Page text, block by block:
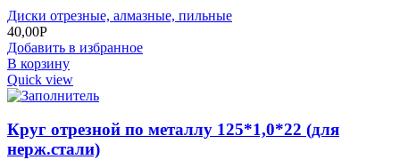
Диски отрезные, алмазные, пильные
40,00Р
Добавить в избранное
В корзину
Quick view
Круг отрезной по металлу 125*1,0*22 (для
нерж.стали)